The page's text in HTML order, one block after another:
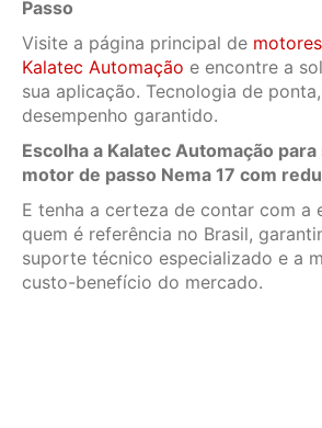
Passo
Visite a página principal de
Kalatec Automação e encontre a
sua aplicação. Tecnologia de
desempenho garantido.
Escolha a Kalatec Automação
motor de passo Nema 17 com
E tenha a certeza de contar com a
quem é referência no Brasil,
suporte técnico especializado e a
custo-benefício do mercado.